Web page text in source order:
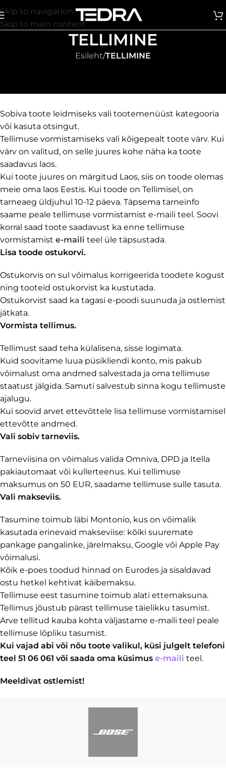
Skip to navigation
Skip to main content
TELLIMINE
Esileht/TELLIMINE
Sobiva toote leidmiseks vali tootemenüüst kategooria
või kasuta otsingut.
Tellimuse vormistamiseks vali kõigepealt toote värv. Kui
värv on valitud, on selle juures kohe näha ka toote
saadavus laos.
Kui toote juures on märgitud Laos, siis on toode olemas
meie oma laos Eestis. Kui toode on Tellimisel, on
tarneaeg üldjuhul 10-12 päeva. Täpsema tarneinfo
saame peale tellimuse vormistamist e-maili teel. Soovi
korral saad toote saadavust ka enne tellimuse
vormistamist e-maili teel üle täpsustada.
Lisa toode ostukorvi.
Ostukorvis on sul võimalus korrigeerida toodete kogust
ning tooteid ostukorvist ka kustutada.
Ostukorvist saad ka tagasi e-poodi suunuda ja ostlemist
jätkata.
Vormista tellimus.
Tellimust saad teha külalisena, sisse logimata.
Kuid soovitame luua püsikliendi konto, mis pakub
võimalust oma andmed salvestada ja oma tellimuse
staatust jälgida. Samuti salvestub sinna kogu tellimuste
ajalugu.
Kui soovid arvet ettevõttele lisa tellimuse vormistamisel
ettevõtte andmed.
Vali sobiv tarneviis.
Tarneviisina on võimalus valida Omniva, DPD ja Itella
pakiautomaat või kullerteenus. Kui tellimuse
maksumus on 50 EUR, saadame tellimuse sulle tasuta.
Vali makseviis.
Tasumine toimub läbi Montonio, kus on võimalik
kasutada erinevaid makseviise: kõiki suuremate
pankage pangalinke, järelmaksu, Google või Apple Pay
võimalusi.
Kõik e-poes toodud hinnad on Eurodes ja sisaldavad
ostu hetkel kehtivat käibemaksu.
Tellimuse eest tasumine toimub alati ettemaksuna.
Tellimus jõustub pärast tellimuse täielikku tasumist.
Arve tellitud kauba kohta väljastame e-maili teel peale
tellimuse lõpliku tasumist.
Kui vajad abi või nõu toote valikul, küsi julgelt telefoni
teel 51 06 061 või saada oma küsimus e-maili teel.
Meeldivat ostlemist!